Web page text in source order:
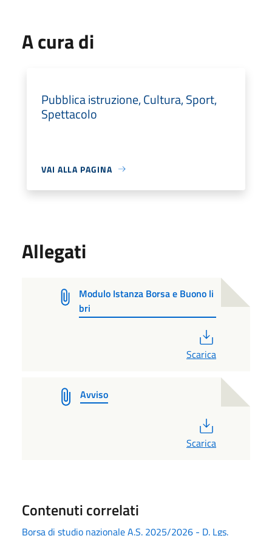
A cura di
Pubblica istruzione, Cultura, Sport,
Spettacolo
VAI ALLA PAGINA
Allegati
Modulo Istanza Borsa e Buono li
bri
Scarica
Avviso
Scarica
Contenuti correlati
Borsa di studio nazionale A.S. 2025/2026 - D. Lgs.